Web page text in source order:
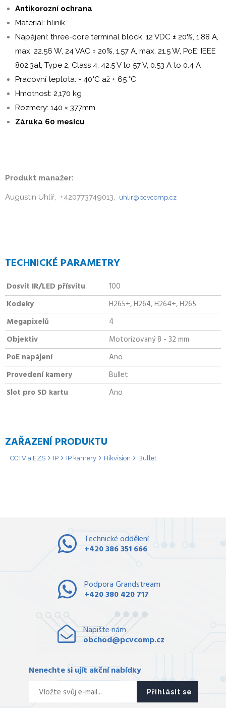
Antikorozní ochrana
Materiál: hliník
Napájení: three-core terminal block, 12 VDC ± 20%, 1.88 A,
max. 22.56 W, 24 VAC ± 20%, 1.57 A, max. 21.5 W, PoE: IEEE
802.3at, Type 2, Class 4, 42.5 V to 57 V, 0.53 A to 0.4 A
Pracovní teplota: - 40°C až + 65 °C
Hmotnost: 2,170 kg
Rozmery: 140 × 377mm
Záruka 60 mesícu
Produkt manažer:
Augustin Uhlíř, +420773749013, uhlir@pcvcomp.cz
TECHNICKÉ PARAMETRY
Dosvit IR/LED přísvitu
100
Kodeky
H265+, H264, H264+, H265
Megapixelů
4
Objektiv
Motorizovaný 8 - 32 mm
PoE napájení
Ano
Provedení kamery
Bullet
Slot pro SD kartu
Ano
ZAŘAZENÍ PRODUKTU
CCTV a EZS IP IP kamery Hikvision Bullet
Technické oddělení
+420 386 351 666
Podpora Grandstream
+420 380 420 717
Napište nám
obchod@pcvcomp.cz
Nenechte si ujít akční nabídky
Přihlásit se